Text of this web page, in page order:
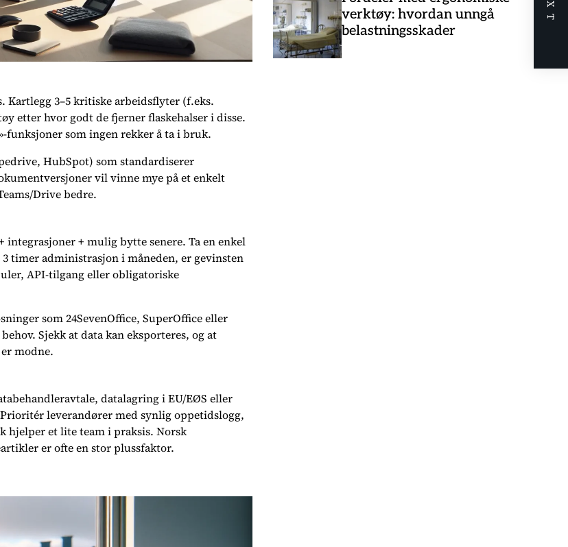
Kartlegg 3–5 kritiske arbeidsflyter (f.eks.
etter hvor godt de fjerner flaskehalser i disse.
funksjoner som ingen rekker å ta i bruk.
HubSpot) som standardiserer
vil vinne mye på et enkelt
Drive bedre.
+ mulig bytte senere. Ta en enkel
timer administrasjon i måneden, er gevinsten
API-tilgang eller obligatoriske
som 24SevenOffice, SuperOffice eller
Sjekk at data kan eksporteres, og at
modne.
datalagring i EU/EØS eller
leverandører med synlig oppetidslogg,
hjelper et lite team i praksis. Norsk
er ofte en stor plussfaktor.
verktøy: hvordan unngå
belastningsskader